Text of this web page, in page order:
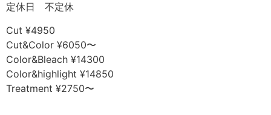
定休日 不定休
Cut ¥4950
Cut&Color ¥6050〜
Color&Bleach ¥14300
Color&highlight ¥14850
Treatment ¥2750〜